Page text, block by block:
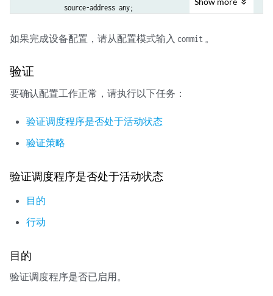
            source-address any;
            application any;
            permit;
        }
        scheduler-name sch1;
    default-policy {
如果完成设备配置，请从配置模式输入 commit 。
验证
要确认配置工作正常，请执行以下任务：
验证调度程序是否处于活动状态
验证策略
验证调度程序是否处于活动状态
目的
行动
目的
验证调度程序是否已启用。